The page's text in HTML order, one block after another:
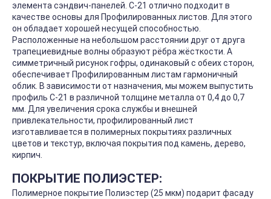
элемента сэндвич-панелей. С-21 отлично подходит в
качестве основы для Профилированных листов. Для этого
он обладает хорошей несущей способностью.
Расположенные на небольшом расстоянии друг от друга
трапециевидные волны образуют рёбра жёсткости. А
симметричный рисунок гофры, одинаковый с обеих сторон,
обеспечивает Профилированным листам гармоничный
облик. В зависимости от назначения, мы можем выпустить
профиль С-21 в различной толщине металла от 0,4 до 0,7
мм. Для увеличения срока службы и внешней
привлекательности, профилированный лист
изготавливается в полимерных покрытиях различных
цветов и текстур, включая покрытия под камень, дерево,
кирпич.
ПОКРЫТИЕ ПОЛИЭСТЕР:
Полимерное покрытие Полиэстер (25 мкм) подарит фасаду